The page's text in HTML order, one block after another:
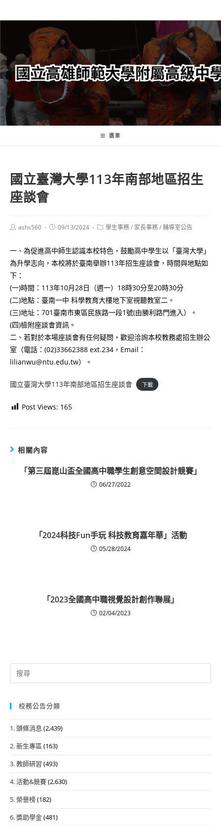
轉
要
內
容
選單
國立臺灣大學113年南部地區招生
座談會
Postashs560
Post09/13/2024
Post學生事務/ 家長事務/輔導室公告
一、為促進高中師生認識本校特色，鼓勵高中學生以「臺灣大學」
為升學志向，本校將於臺南舉辦113年招生座談會，時間與地點如
下：
(一)時間：113年10月28日（週一）18時30分至20時30分
(二)地點：臺南一中 科學教育大樓地下室視聽教室二。
(三)地址：701臺南市東區民族路一段1號(由勝利路門進入）。
(四)檢附座談會資訊。
二、若對於本場座談會有任何疑問，歡迎洽詢本校教務處招生辦公
室（電話：(02)33662388 ext.234，Email：
lilianwu@ntu.edu.tw）。
國立臺灣大學113年南部地區招生座談會 下載
Post Views: 165
相關內容
「第三屆崑山盃全國高中職學生創意空間設計競賽」
06/27/2022
「2024科技Fun手玩 科技教育嘉年華」活動
05/28/2024
「2023全國高中職視覺設計創作聯展」
02/04/2023
Search
for:
校務公告分類
1. 頭條消息 (2,439)
2. 新生專區 (163)
3. 教師研習 (493)
4. 活動&競賽(2,630)
5. 榮譽榜(182)
6. 獎助學金(481)